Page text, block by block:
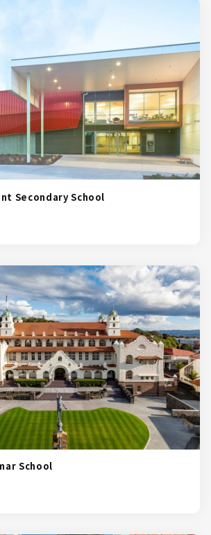
Secondary School
School